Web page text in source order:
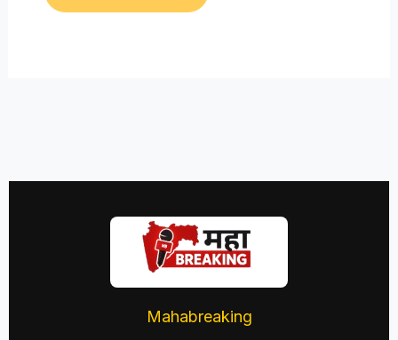
Mahabreaking